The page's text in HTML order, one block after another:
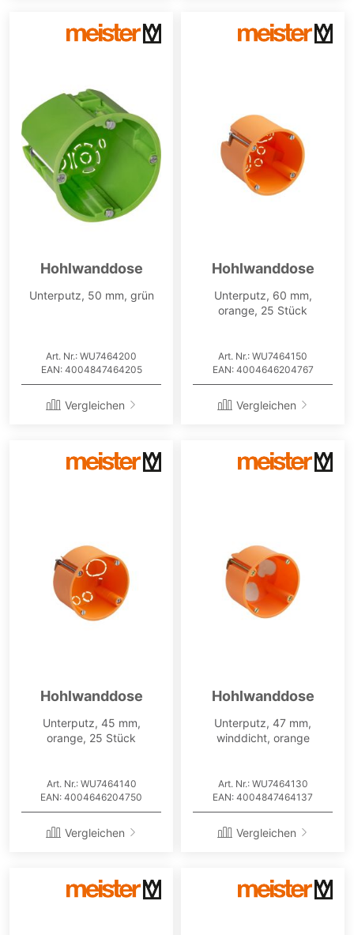
Hohlwanddose
Unterputz, 50 mm, grün
Art. Nr.: WU7464200
EAN: 4004847464205
Vergleichen
Hohlwanddose
Unterputz, 60 mm,
orange, 25 Stück
Art. Nr.: WU7464150
EAN: 4004646204767
Vergleichen
Hohlwanddose
Unterputz, 45 mm,
orange, 25 Stück
Art. Nr.: WU7464140
EAN: 4004646204750
Vergleichen
Hohlwanddose
Unterputz, 47 mm,
winddicht, orange
Art. Nr.: WU7464130
EAN: 4004847464137
Vergleichen